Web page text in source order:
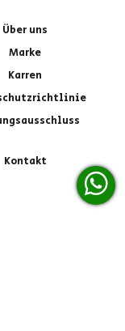
Über uns
Marke
Karren
Kontakt